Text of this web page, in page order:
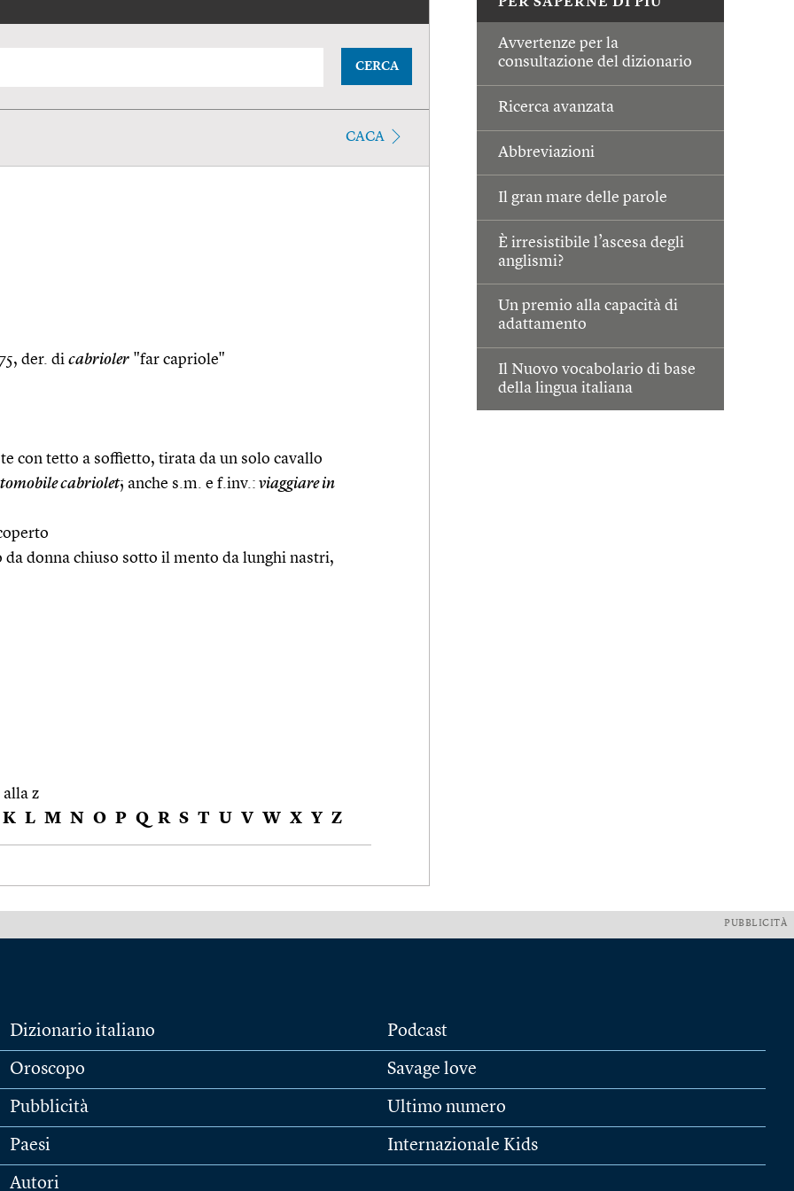
Avvertenze per la
consultazione del dizionario
Ricerca avanzata
Abbreviazioni
Il gran mare delle parole
È irresistibile l’ascesa degli
anglismi?
Un premio alla capacità di
adattamento
Il Nuovo vocabolario di base
della lingua italiana
CERCA
CACA
der. di cabrioler "far capriole"
con tetto a soffietto, tirata da un solo cavallo
cabriolet; anche s.m. e f.inv.: viaggiare in
donna chiuso sotto il mento da lunghi nastri,
z
K L M N O P Q R S T U V W X Y Z
PUBBLICITÀ
Dizionario italiano
Oroscopo
Pubblicità
Paesi
Autori
Podcast
Savage love
Ultimo numero
Internazionale Kids